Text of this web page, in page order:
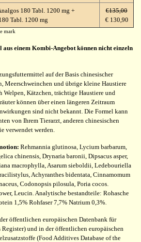
180 Tabl. 1200 mg +
Tabl. 1200 mg
€135,00
€ 130,90
mark
aus einem Kombi-Angebot können nicht einzeln
auf der Basis chinesischer
Meerschweinchen und übrige kleine Haustiere
Kätzchen, trächtige Haustiere und
können über einen längeren Zeitraum
sind nicht bekannt. Die Formel kann
von Ihrem Tierarzt, anderen chinesischen
verwendet werden.
Rehmannia glutinosa, Lycium barbarum,
chinensis, Drynaria baronii, Dipsacus asper,
macrophylla, Asarum sieboldii, Ledebouriella
Achyranthes bidentata, Cinnamomum
Codonopsis pilosula, Poria cocos.
Leucin. Analytische bestandteile: Rohasche
1,5% Rohfaser 7,7% Natrium 0,3%.
öffentlichen europäischen Datenbank für
und in der öffentlichen europäischen
(Food Additives Database of the